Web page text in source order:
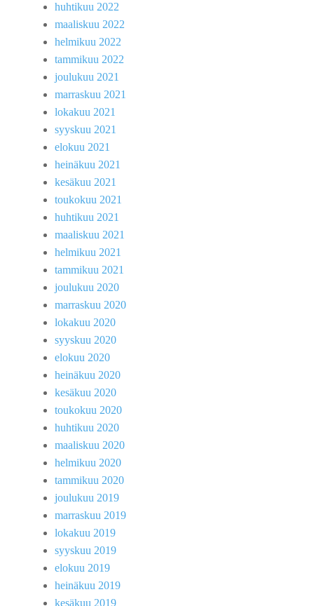
huhtikuu 2022
maaliskuu 2022
helmikuu 2022
tammikuu 2022
joulukuu 2021
marraskuu 2021
lokakuu 2021
syyskuu 2021
elokuu 2021
heinäkuu 2021
kesäkuu 2021
toukokuu 2021
huhtikuu 2021
maaliskuu 2021
helmikuu 2021
tammikuu 2021
joulukuu 2020
marraskuu 2020
lokakuu 2020
syyskuu 2020
elokuu 2020
heinäkuu 2020
kesäkuu 2020
toukokuu 2020
huhtikuu 2020
maaliskuu 2020
helmikuu 2020
tammikuu 2020
joulukuu 2019
marraskuu 2019
lokakuu 2019
syyskuu 2019
elokuu 2019
heinäkuu 2019
kesäkuu 2019